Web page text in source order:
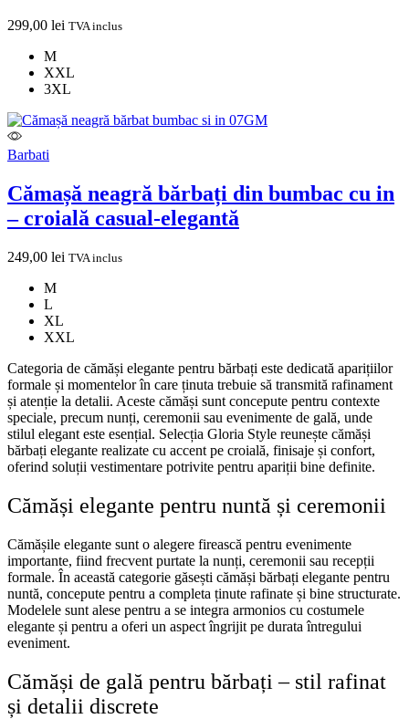
299,00 lei TVA inclus
M
XXL
3XL
Barbati
Cămașă neagră bărbați din bumbac cu in
– croială casual-elegantă
249,00 lei TVA inclus
M
L
XL
XXL
Categoria de cămăși elegante pentru bărbați este dedicată aparițiilor
formale și momentelor în care ținuta trebuie să transmită rafinament
și atenție la detalii. Aceste cămăși sunt concepute pentru contexte
speciale, precum nunți, ceremonii sau evenimente de gală, unde
stilul elegant este esențial. Selecția Gloria Style reunește cămăși
bărbați elegante realizate cu accent pe croială, finisaje și confort,
oferind soluții vestimentare potrivite pentru apariții bine definite.
Cămăși elegante pentru nuntă și ceremonii
Cămășile elegante sunt o alegere firească pentru evenimente
importante, fiind frecvent purtate la nunți, ceremonii sau recepții
formale. În această categorie găsești cămăși bărbați elegante pentru
nuntă, concepute pentru a completa ținute rafinate și bine structurate.
Modelele sunt alese pentru a se integra armonios cu costumele
elegante și pentru a oferi un aspect îngrijit pe durata întregului
eveniment.
Cămăși de gală pentru bărbați – stil rafinat
și detalii discrete